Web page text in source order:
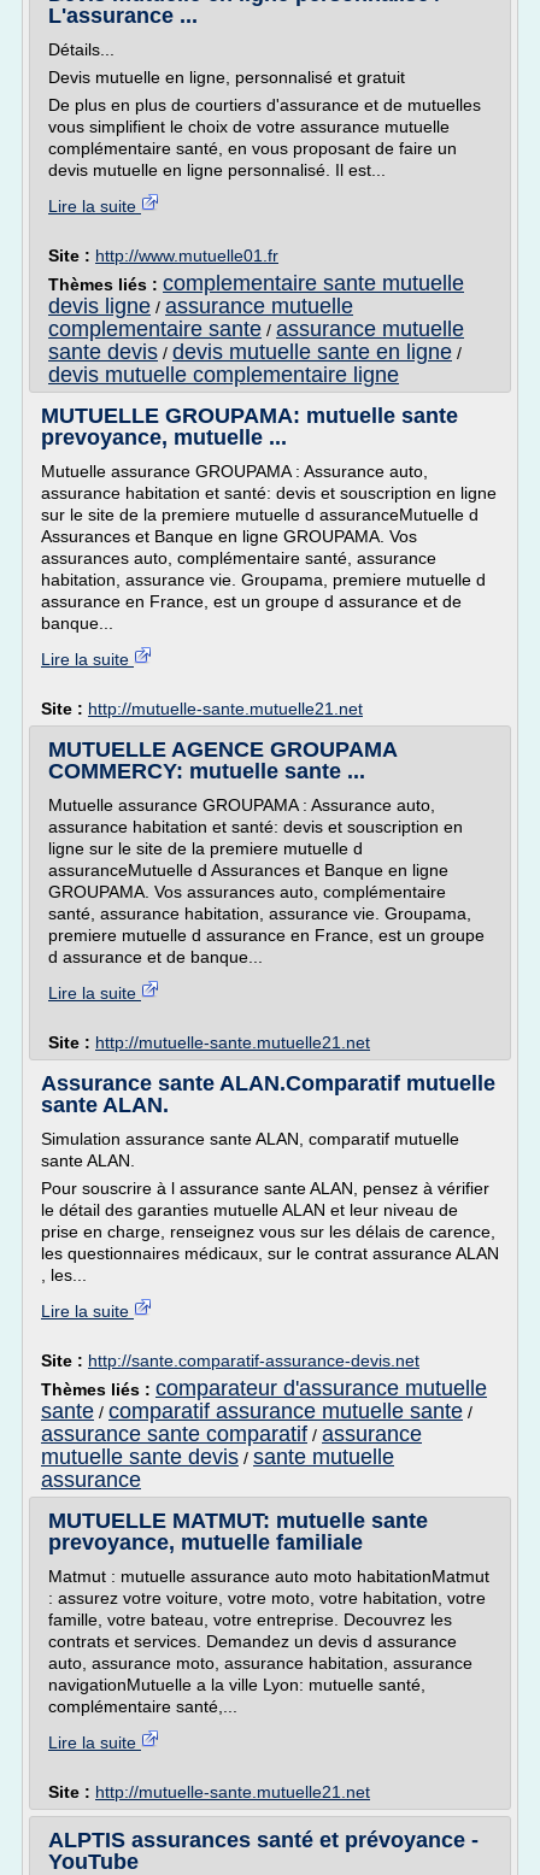
L'assurance ...
Détails...
Devis mutuelle en ligne, personnalisé et gratuit
De plus en plus de courtiers d'assurance et de mutuelles
vous simplifient le choix de votre assurance mutuelle
complémentaire santé, en vous proposant de faire un
devis mutuelle en ligne personnalisé. Il est...
Lire la suite
Site : http://www.mutuelle01.fr
Thèmes liés : complementaire sante mutuelle
devis ligne / assurance mutuelle
complementaire sante / assurance mutuelle
sante devis / devis mutuelle sante en ligne /
devis mutuelle complementaire ligne
MUTUELLE GROUPAMA: mutuelle sante
prevoyance, mutuelle ...
Mutuelle assurance GROUPAMA : Assurance auto,
assurance habitation et santé: devis et souscription en ligne
sur le site de la premiere mutuelle d assuranceMutuelle d
Assurances et Banque en ligne GROUPAMA. Vos
assurances auto, complémentaire santé, assurance
habitation, assurance vie. Groupama, premiere mutuelle d
assurance en France, est un groupe d assurance et de
banque...
Lire la suite
Site : http://mutuelle-sante.mutuelle21.net
MUTUELLE AGENCE GROUPAMA
COMMERCY: mutuelle sante ...
Mutuelle assurance GROUPAMA : Assurance auto,
assurance habitation et santé: devis et souscription en
ligne sur le site de la premiere mutuelle d
assuranceMutuelle d Assurances et Banque en ligne
GROUPAMA. Vos assurances auto, complémentaire
santé, assurance habitation, assurance vie. Groupama,
premiere mutuelle d assurance en France, est un groupe
d assurance et de banque...
Lire la suite
Site : http://mutuelle-sante.mutuelle21.net
Assurance sante ALAN.Comparatif mutuelle
sante ALAN.
Simulation assurance sante ALAN, comparatif mutuelle
sante ALAN.
Pour souscrire à l assurance sante ALAN, pensez à vérifier
le détail des garanties mutuelle ALAN et leur niveau de
prise en charge, renseignez vous sur les délais de carence,
les questionnaires médicaux, sur le contrat assurance ALAN
, les...
Lire la suite
Site : http://sante.comparatif-assurance-devis.net
Thèmes liés : comparateur d'assurance mutuelle
sante / comparatif assurance mutuelle sante /
assurance sante comparatif / assurance
mutuelle sante devis / sante mutuelle
assurance
MUTUELLE MATMUT: mutuelle sante
prevoyance, mutuelle familiale
Matmut : mutuelle assurance auto moto habitationMatmut
: assurez votre voiture, votre moto, votre habitation, votre
famille, votre bateau, votre entreprise. Decouvrez les
contrats et services. Demandez un devis d assurance
auto, assurance moto, assurance habitation, assurance
navigationMutuelle a la ville Lyon: mutuelle santé,
complémentaire santé,...
Lire la suite
Site : http://mutuelle-sante.mutuelle21.net
ALPTIS assurances santé et prévoyance -
YouTube